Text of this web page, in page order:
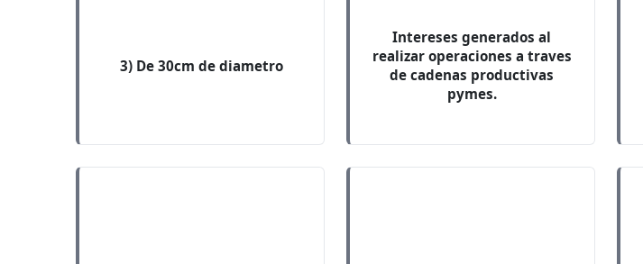
3) De 30cm de diametro
Intereses generados al
realizar operaciones a traves
de cadenas productivas
pymes.